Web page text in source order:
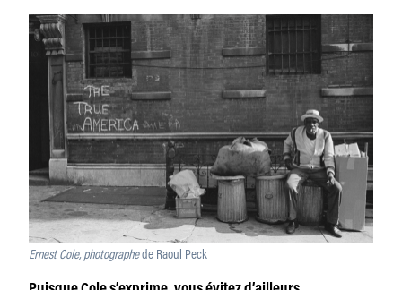
Ernest Cole, photographede Raoul Peck